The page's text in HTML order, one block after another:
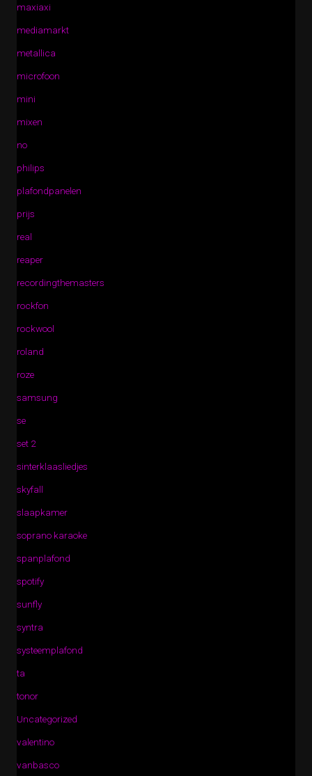
maxiaxi
mediamarkt
metallica
microfoon
mini
mixen
no
philips
plafondpanelen
prijs
real
reaper
recordingthemasters
rockfon
rockwool
roland
roze
samsung
se
set 2
sinterklaasliedjes
skyfall
slaapkamer
soprano karaoke
spanplafond
spotify
sunfly
syntra
systeemplafond
ta
tonor
Uncategorized
valentino
vanbasco